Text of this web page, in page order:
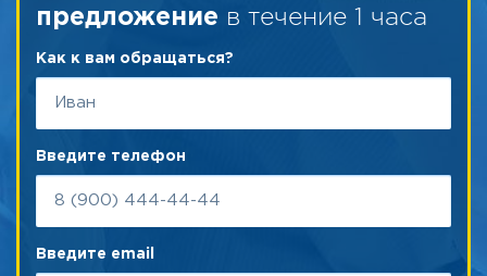
предложение в течение 1 часа
Как к вам обращаться?
Введите телефон
Введите email